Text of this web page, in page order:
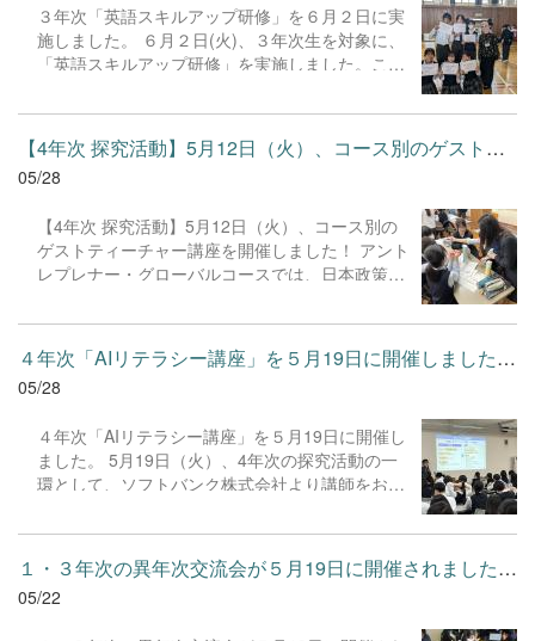
近に展示する予定です。ぜひご来校いただき、生
徒たちの協働の成果である実物を間近でご覧くだ
さい。
多く含みながらも、前期課程の生徒（中学生）が
直感的に理解できるよう工夫された講義が行われ
ました。 後半のワークショップでは、厚紙と糸を
出す体験に挑戦。目の前に現れた不思議な造形
に、生徒たちからは次々と感嘆の声が上がり、数
学や物理学の奥深さを楽しんでいました。 最後
に、次回に向けた準備として木枠に目印をつける
9日（火）に開催される第2日目の講座も非常に楽
しみです。
３年次「英語スキルアップ研修」を６月２日に実
施しました。 ６月２日(火)、３年次生を対象に、
「英語スキルアップ研修」を実施しました。この
環として、英語でのコミュニケーション能力を高
め、自国の文化を海外へ発信する力を養うことを
目的としています。午前中は、ISAから派遣され
た外国人講師と留学生を迎え、古河駅周辺の観光
ました。生徒たちは６〜７名のグループに分か
れ、自分たちが事前に調査した雀神社や長谷観
音、古河歴史博物館などの施設を案内しました。
続くか」「日本の文化をどう分かりやすく伝える
か」を考えながら、積極的に英語で話しかける姿
が印象的でした。午後は、フィールドトリップで
学んだことの振り返りや、異文化理解を深めるワ
国の文化・習慣について話を聞いたり、5W1Hを
駆使して会話を長く続けるためのスピーキング練
習に取り組んだりしました。生徒たちは、相手の
英語で表現する楽しさを改めて...
【4年次 探究活動】5月12日（火）、コース別のゲストティーチャー...
05/28
【4年次 探究活動】5月12日（火）、コース別の
ゲストティーチャー講座を開催しました！ アント
レプレナー・グローバルコースでは、日本政策金
び、グループワークに挑戦。 サイエンス・テクノ
ロジーコースでは、東京学芸大学の小林晋平教授
をお招きし、生徒各自が選択したコースに分かれ
て実験を行いました。専門家のアドバイスを受け
野への探究心を深める貴重な機会となりました。
４年次「AIリテラシー講座」を５月19日に開催しました。 5月19日...
05/28
４年次「AIリテラシー講座」を５月19日に開催し
ました。 5月19日（火）、4年次の探究活動の一
環として、ソフトバンク株式会社より講師をお招
講座では、生成AIの基本概念や、アイデア出しを
はじめとする実用的な活用法について学びまし
た。生徒たちはAIの利便性を肌で実感すると同時
に、利用に伴うリスクや注意点についても自分事
１・３年次の異年次交流会が５月19日に開催されました。この会は...
05/22